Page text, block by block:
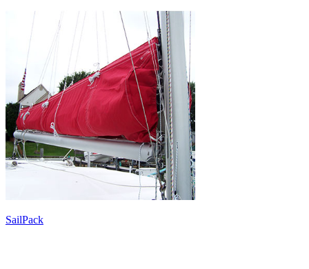
SailPack